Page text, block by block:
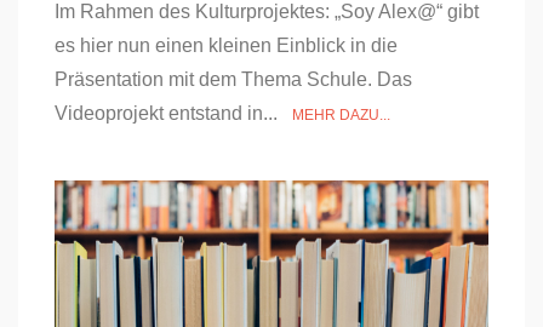
Im Rahmen des Kulturprojektes: „Soy Alex@“ gibt
es hier nun einen kleinen Einblick in die
Präsentation mit dem Thema Schule. Das
Videoprojekt entstand in...
MEHR DAZU...